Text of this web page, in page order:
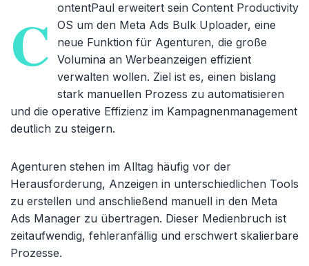
C
ontentPaul erweitert sein Content Productivity
OS um den Meta Ads Bulk Uploader, eine
neue Funktion für Agenturen, die große
Volumina an Werbeanzeigen effizient
verwalten wollen. Ziel ist es, einen bislang
stark manuellen Prozess zu automatisieren
und die operative Effizienz im Kampagnenmanagement
deutlich zu steigern.
Agenturen stehen im Alltag häufig vor der
Herausforderung, Anzeigen in unterschiedlichen Tools
zu erstellen und anschließend manuell in den Meta
Ads Manager zu übertragen. Dieser Medienbruch ist
zeitaufwendig, fehleranfällig und erschwert skalierbare
Prozesse.